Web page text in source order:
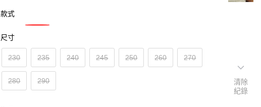
款式
尺寸
230 235 240 245 250 260 270
280 290
清除
紀錄